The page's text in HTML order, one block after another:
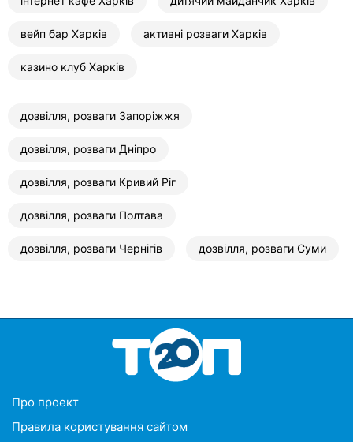
вейп бар Харків активні розваги Харків
казино клуб Харків
дозвілля, розваги Запоріжжя
дозвілля, розваги Дніпро
дозвілля, розваги Кривий Ріг
дозвілля, розваги Полтава
дозвілля, розваги Чернігів дозвілля, розваги Суми
Про проект
Правила користування сайтом